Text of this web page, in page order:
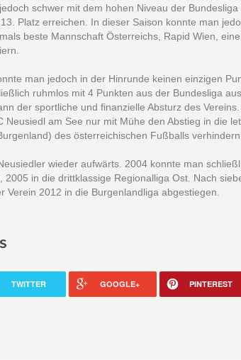
schwer mit dem hohen Niveau der Bundesliga
Platz erreichen. In dieser Saison konnte man
beste Mannschaft Österreichs, Rapid Wien,
man jedoch in der Hinrunde keinen einzigen
ruhmlos mit 4 Punkten aus der Bundesliga
der sportliche und finanzielle Absturz des
Neusiedl am See nur mit Mühe den Abstieg in die
des österreichischen Fußballs
wieder aufwärts. 2004 konnte man
2005 in die drittklassige Regionalliga Ost. Nach
Verein 2012 in die Burgenlandliga abgestiegen.
TWITTER GOOGLE+ PINTEREST